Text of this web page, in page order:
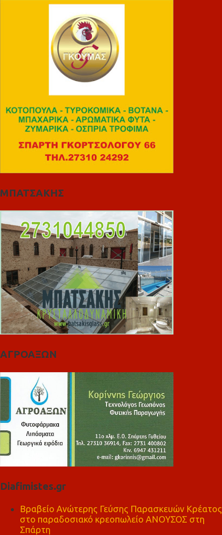
ΜΠΑΤΣΑΚΗΣ
ΑΓΡΟΑΞΩΝ
Diafimistes.gr
Βραβείο Ανώτερης Γεύσης Παρασκευών Κρέατος
στο παραδοσιακό κρεοπωλείο ΑΝΟΥΣΟΣ στη
Σπάρτη